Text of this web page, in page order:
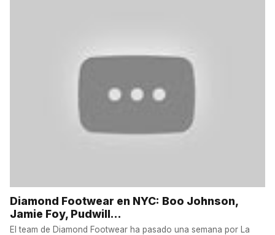
Diamond Footwear en NYC: Boo Johnson,
Jamie Foy, Pudwill...
El team de Diamond Footwear ha pasado una semana por La